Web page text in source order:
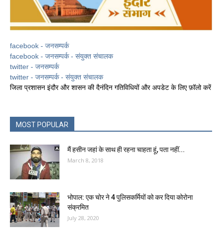
facebook - जनसम्पर्क
facebook - जनसम्पर्क - संयुक्त संचालक
twitter - जनसम्पर्क
twitter - जनसम्पर्क - संयुक्त संचालक
जिला प्रशासन इंदौर और शासन की दैनंदिन गतिविधियों और अपडेट के लिए फ़ॉलो करें
MOST POPULAR
मैं हसीन जहां के साथ ही रहना चाहता हूं, पता नहीं...
March 8, 2018
भोपाल: एक चोर ने 4 पुलिसकर्मियों को कर दिया कोरोना
संक्रमित
July 28, 2020